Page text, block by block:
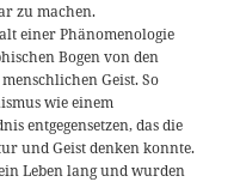
zu machen.
einer Phänomenologie
Bogen von den
Geist. So
wie einem
entgegensetzen, das die
und Geist denken konnte.
Leben lang und wurden